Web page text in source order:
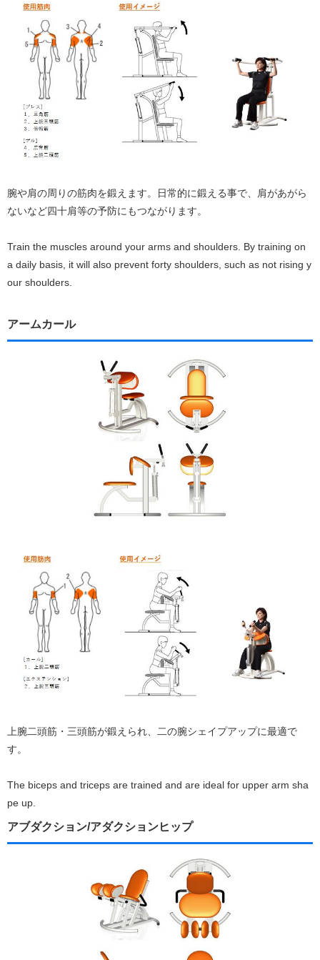
腕や肩の周りの筋肉を鍛えます。日常的に鍛える事で、肩があがら
ないなど四十肩等の予防にもつながります。
Train the muscles around your arms and shoulders. By training on
a daily basis, it will also prevent forty shoulders, such as not rising y
our shoulders.
アームカール
上腕二頭筋・三頭筋が鍛えられ、二の腕シェイプアップに最適で
す。
The biceps and triceps are trained and are ideal for upper arm sha
pe up.
アブダクション/アダクションヒップ